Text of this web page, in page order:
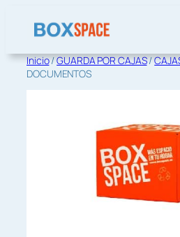
Inicio/GUARDA POR CAJAS/
DOCUMENTOS